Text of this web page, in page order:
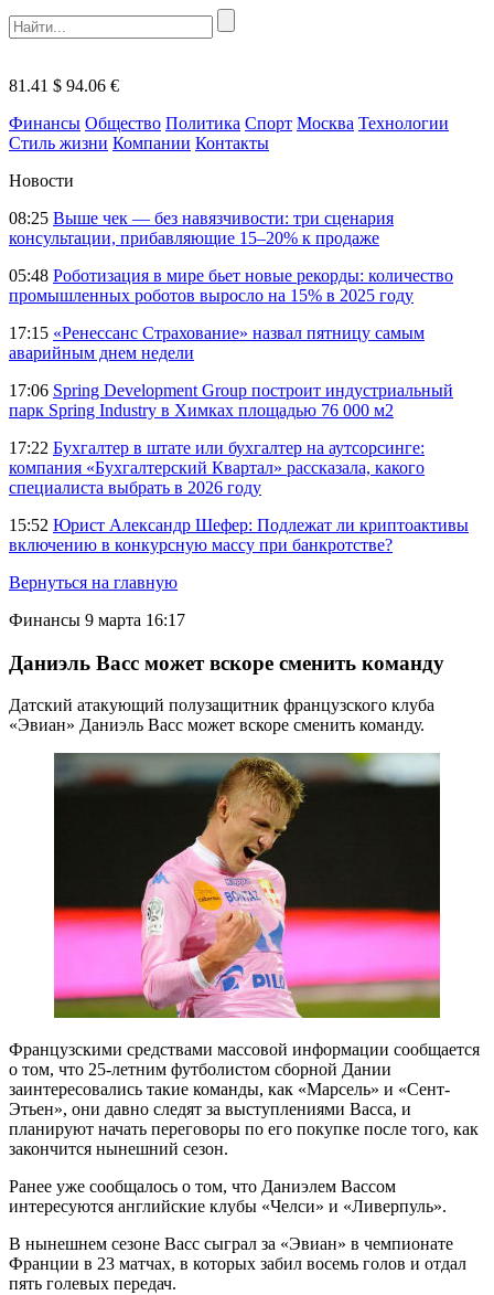
81.41 $ 94.06 €
Финансы Общество Политика Спорт Москва Технологии
Стиль жизни Компании Контакты
Новости
08:25 Выше чек — без навязчивости: три сценария
консультации, прибавляющие 15–20% к продаже
05:48 Роботизация в мире бьет новые рекорды: количество
промышленных роботов выросло на 15% в 2025 году
17:15 «Ренессанс Страхование» назвал пятницу самым
аварийным днем недели
17:06 Spring Development Group построит индустриальный
парк Spring Industry в Химках площадью 76 000 м2
17:22 Бухгалтер в штате или бухгалтер на аутсорсинге:
компания «Бухгалтерский Квартал» рассказала, какого
специалиста выбрать в 2026 году
15:52 Юрист Александр Шефер: Подлежат ли криптоактивы
включению в конкурсную массу при банкротстве?
Вернуться на главную
Финансы 9 марта 16:17
Даниэль Васс может вскоре сменить команду
Датский атакующий полузащитник французского клуба
«Эвиан» Даниэль Васс может вскоре сменить команду.
Французскими средствами массовой информации сообщается
о том, что 25-летним футболистом сборной Дании
заинтересовались такие команды, как «Марсель» и «Сент-
Этьен», они давно следят за выступлениями Васса, и
планируют начать переговоры по его покупке после того, как
закончится нынешний сезон.
Ранее уже сообщалось о том, что Даниэлем Вассом
интересуются английские клубы «Челси» и «Ливерпуль».
В нынешнем сезоне Васс сыграл за «Эвиан» в чемпионате
Франции в 23 матчах, в которых забил восемь голов и отдал
пять голевых передач.